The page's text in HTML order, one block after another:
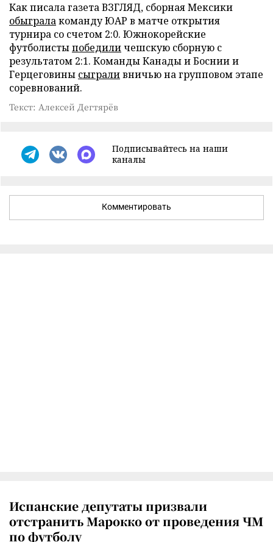
Как писала газета ВЗГЛЯД, сборная Мексики
обыгралакоманду ЮАР в матче открытия
турнира со счетом 2:0. Южнокорейские
футболистыпобедиличешскую сборную с
результатом 2:1. Команды Канады и Боснии и
Герцеговины сыграливничью на групповом этапе
соревнований.
Текст: Алексей Дегтярёв
Подписывайтесь на наши
каналы
Комментировать
Испанские депутаты призвали
отстранить Марокко от проведения ЧМ
по футболу